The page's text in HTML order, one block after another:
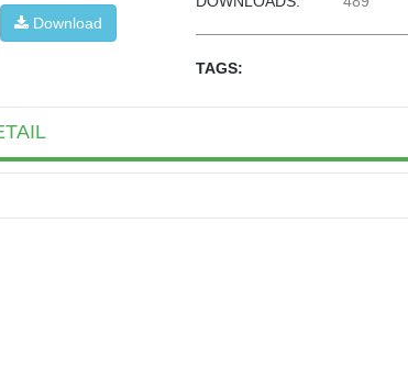
Download
TAGS: